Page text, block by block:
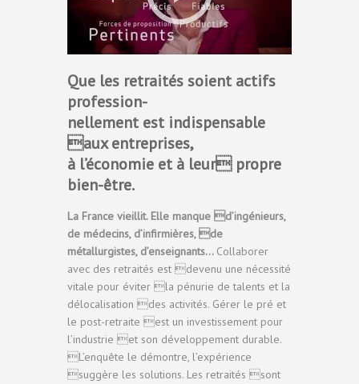
Que les retraités soient actifs
profession-
nellement est indispensable
aux entreprises,
à l’économie et à leur propre
bien-être.
La France vieillit. Elle manque d’ingénieurs,
de médecins, d’infirmières, de
métallurgistes, d’enseignants… Collaborer
avec des retraités est devenu une nécessité
vitale pour éviter la pénurie de talents et la
délocalisation des activités. Gérer le pré et
le post-retraite est un investissement pour
l’industrie et son développement durable.
L’enquête le démontre, l’expérience
suggère les solutions. Les retraités sont